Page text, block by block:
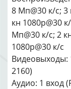
8 Мп@30 к/с; 3
кн 1080p@30
Мп@30 к/с; 2
1080p@30 к/с
Видеовыходы:
2160)
Аудио: 1 вход